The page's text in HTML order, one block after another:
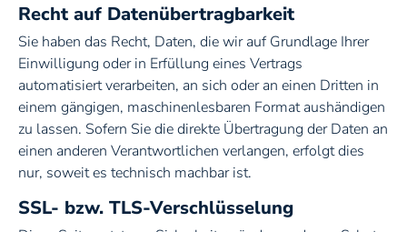
Recht auf Datenübertragbarkeit
Sie haben das Recht, Daten, die wir auf Grundlage Ihrer
Einwilligung oder in Erfüllung eines Vertrags
automatisiert verarbeiten, an sich oder an einen Dritten in
einem gängigen, maschinenlesbaren Format aushändigen
zu lassen. Sofern Sie die direkte Übertragung der Daten an
einen anderen Verantwortlichen verlangen, erfolgt dies
nur, soweit es technisch machbar ist.
SSL- bzw. TLS-Verschlüsselung